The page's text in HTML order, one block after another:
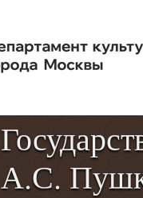
А.С.